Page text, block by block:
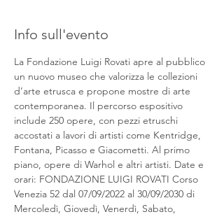
Info sull'evento
La Fondazione Luigi Rovati apre al pubblico
un nuovo museo che valorizza le collezioni
d’arte etrusca e propone mostre di arte
contemporanea. Il percorso espositivo
include 250 opere, con pezzi etruschi
accostati a lavori di artisti come Kentridge,
Fontana, Picasso e Giacometti. Al primo
piano, opere di Warhol e altri artisti. Date e
orari: FONDAZIONE LUIGI ROVATI Corso
Venezia 52 dal 07/09/2022 al 30/09/2030 di
Mercoledì, Giovedì, Venerdì, Sabato,